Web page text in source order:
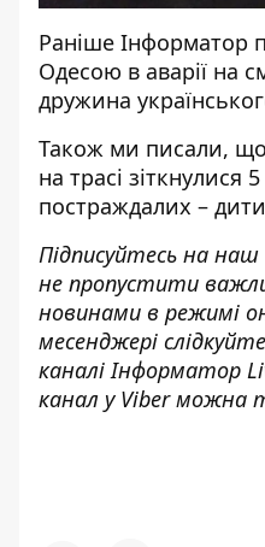
Раніше Інформатор
Одесою в аварії на
дружина
Також ми писали, що
на трасі
постраждалих –
Підписуйтесь на наш
не пропустити
новинами в режимі
месенджері
каналіІнформатор
канал у Viber можна